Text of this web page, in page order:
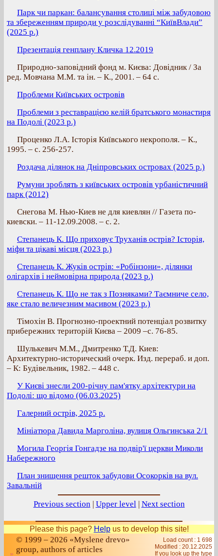
Парк чи паркан: балансування столиці між забудовою
та збереженням природи у розслідуванні “КиївВлади”
(2025 р.)
Презентація генплану Кличка 12.2019
Природно-заповідний фонд м. Києва: Довідник / За
ред. Мовчана М.М. та ін. – К., 2001. – 64 с.
Проблеми Київських островів
Проблеми з реставрацією келій братського монастиря
на Подолі (2023 р.)
Проценко Л.А. Історія Київського некрополя. – К.,
1995. – с. 256-257.
Роздача ділянок на Дніпровських островах (2025 р.)
Румуни зроблять з київських островів урбаністичний
парк (2012)
Снегова М. Нью-Киев не для киевлян // Газета по-
киевски. – 11-12.09.2008. – с. 2.
Степанець К. Що приховує Труханів острів? Історія,
міфи та цікаві місця (2023 р.)
Степанець К. Жуків острів: «Робінзони», ділянки
олігархів і неймовірна природа (2023 р.)
Степанець К. Що не так з Позняками? Таємниче село,
яке стало величезним масивом (2023 р.)
Тімохін В. Прогнозно-проектний потенціал розвитку
прибережних територій Києва – 2009 –с. 76-85.
Шулькевич М.М., Дмитренко Т.Д. Киев:
Архитектурно-исторический очерк. Изд. перераб. и доп.
– К: Будівельник, 1982. – 448 с.
У Києві знесли 200-річну пам'ятку архітектури на
Подолі: що відомо (06.03.2025)
Галерний острів, 2025 р.
Мініатюра Давида Марголіна, вулиця Ольгинська 2/1
Могила Георгія Гонгадзе на подвір'ї церкви Миколи
Набережного
План знищення решток забудови Осокорків на вул.
Завальній
Previous section| Upper level| Next section
Please this page? Helpus to develop this site!
© 1999 – 2026 «Myslene drevo»
group, authors of articles
Load count : 1 698
Modified : 20.12.2025
If you look up the type